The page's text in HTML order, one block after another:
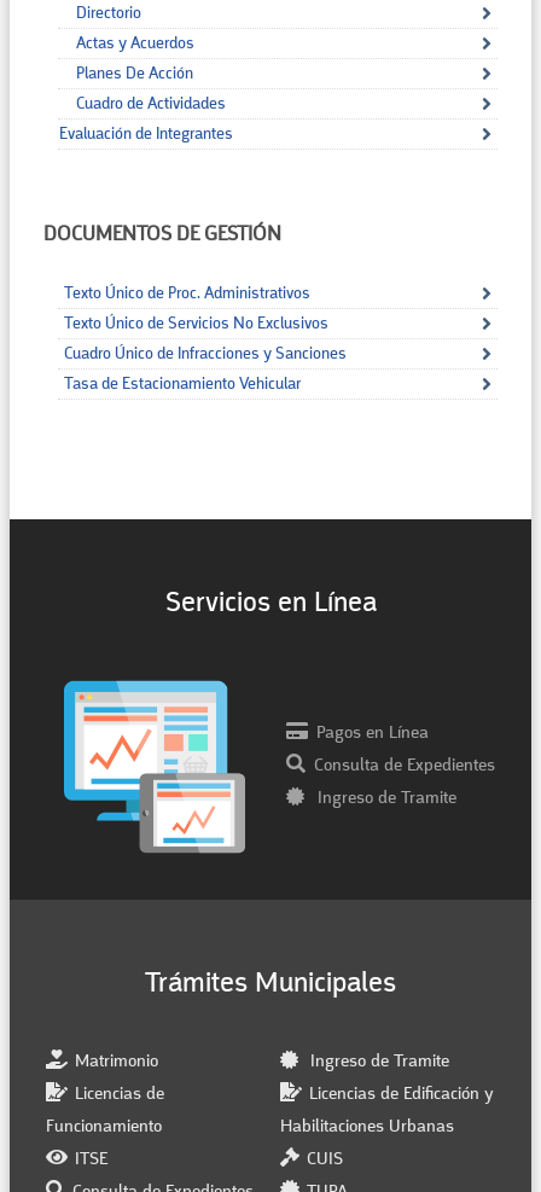
Directorio
Actas y Acuerdos
Planes De Acción
Cuadro de Actividades
Evaluación de Integrantes
DOCUMENTOS DE GESTIÓN
Texto Único de Proc. Administrativos
Texto Único de Servicios No Exclusivos
Cuadro Único de Infracciones y Sanciones
Tasa de Estacionamiento Vehicular
Servicios en Línea
Pagos en Línea
Consulta de Expedientes
Ingreso de Tramite
Trámites Municipales
Matrimonio
Licencias de
Funcionamiento
ITSE
Ingreso de Tramite
Licencias de Edificación y
Habilitaciones Urbanas
CUIS